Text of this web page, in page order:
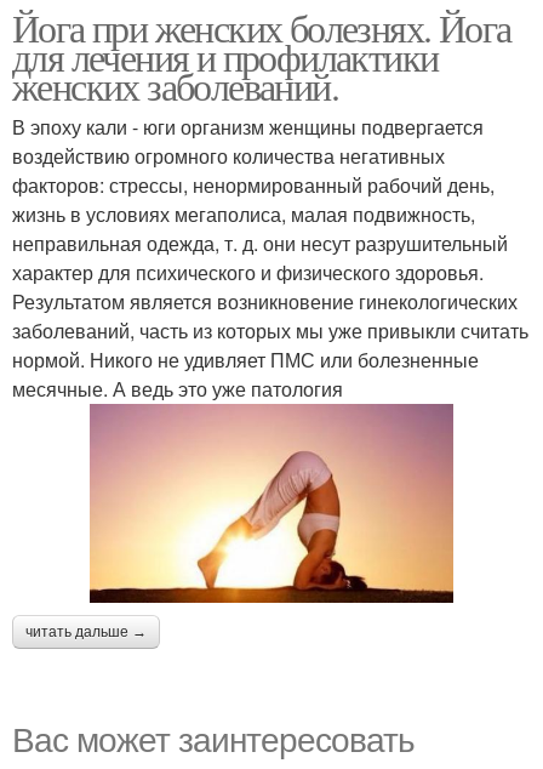
заболеваниях
Йог для женского
здоровья
Йог при женских днях
Йог в менструальный
период
Йог при воспалении Йог для стимуляции
Йога при женских болезнях. Йога
для лечения и профилактики
женских заболеваний.
В эпоху кали - юги организм женщины подвергается
воздействию огромного количества негативных
факторов: стрессы, ненормированный рабочий день,
жизнь в условиях мегаполиса, малая подвижность,
неправильная одежда, т. д. они несут разрушительный
характер для психического и физического здоровья.
Результатом является возникновение гинекологических
заболеваний, часть из которых мы уже привыкли считать
нормой. Никого не удивляет ПМС или болезненные
месячные. А ведь это уже патология
читать дальше →
Вас может заинтересовать